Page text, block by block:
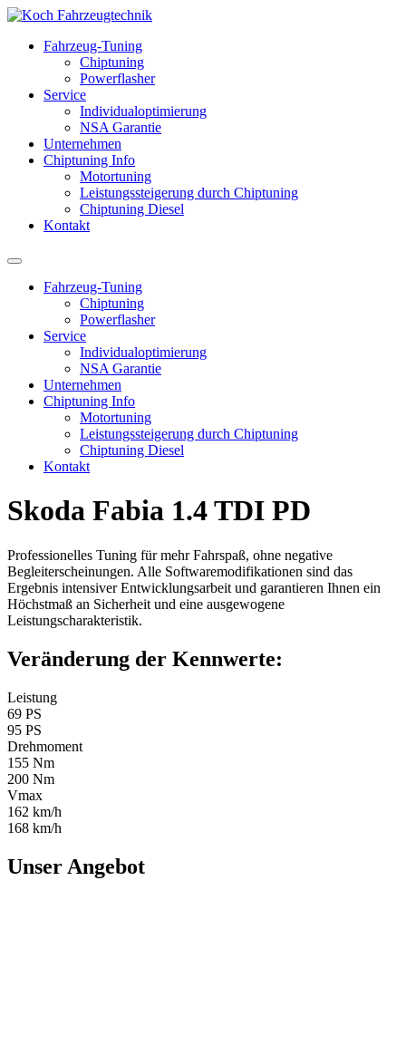
Fahrzeug-Tuning
Chiptuning
Powerflasher
Service
Individualoptimierung
NSA Garantie
Unternehmen
Chiptuning Info
Motortuning
Leistungssteigerung durch Chiptuning
Chiptuning Diesel
Kontakt
Fahrzeug-Tuning
Chiptuning
Powerflasher
Service
Individualoptimierung
NSA Garantie
Unternehmen
Chiptuning Info
Motortuning
Leistungssteigerung durch Chiptuning
Chiptuning Diesel
Kontakt
Skoda Fabia 1.4 TDI PD
Professionelles Tuning für mehr Fahrspaß, ohne negative
Begleiterscheinungen. Alle Softwaremodifikationen sind das
Ergebnis intensiver Entwicklungsarbeit und garantieren Ihnen ein
Höchstmaß an Sicherheit und eine ausgewogene
Leistungscharakteristik.
Veränderung der Kennwerte:
Leistung
69 PS
95 PS
Drehmoment
155 Nm
200 Nm
Vmax
162 km/h
168 km/h
Unser Angebot